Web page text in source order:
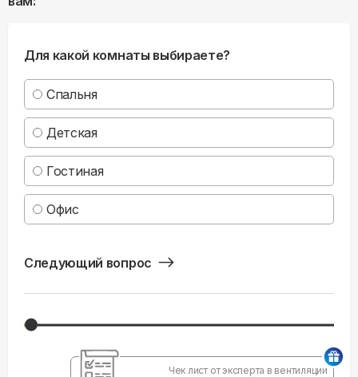
Для какой комнаты выбираете?
Спальня
Детская
Гостиная
Офис
Следующий вопрос
Чек лист от эксперта в вентиляции